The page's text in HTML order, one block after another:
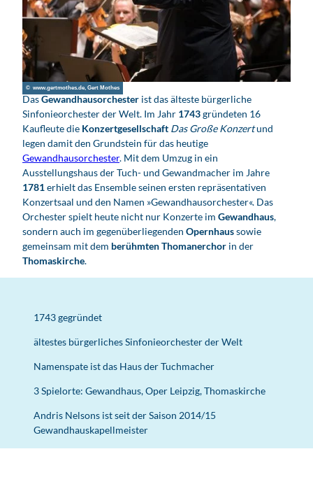
© www.gertmothes.de, Gert Mothes
DasGewandhausorchester ist das älteste bürgerliche
Sinfonieorchester der Welt. Im Jahr 1743gründeten 16
Kaufleute die Konzertgesellschaft Das Große Konzertund
legen damit den Grundstein für das heutige
Gewandhausorchester. Mit dem Umzug in ein
Ausstellungshaus der Tuch- und Gewandmacher im Jahre
1781erhielt das Ensemble seinen ersten repräsentativen
Konzertsaal und den Namen »Gewandhausorchester«. Das
Orchester spielt heute nicht nur Konzerte im Gewandhaus,
sondern auch im gegenüberliegenden Opernhaussowie
gemeinsam mit dem berühmten Thomanerchor in der
Thomaskirche.
1743 gegründet
ältestes bürgerliches Sinfonieorchester der Welt
Namenspate ist das Haus der Tuchmacher
3 Spielorte: Gewandhaus, Oper Leipzig, Thomaskirche
Andris Nelsons ist seit der Saison 2014/15
Gewandhauskapellmeister